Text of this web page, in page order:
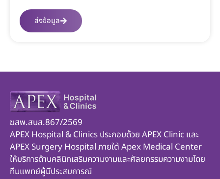
ส่งข้อมูล
ฆสพ.สบส.867/2569
APEX Hospital & Clinics ประกอบด้วย APEX Clinic และ
APEX Surgery Hospital ภายใต้ Apex Medical Center
ให้บริการด้านคลินิกเสริมความงามและศัลยกรรมความงามโดย
ทีมแพทย์ผู้มีประสบการณ์